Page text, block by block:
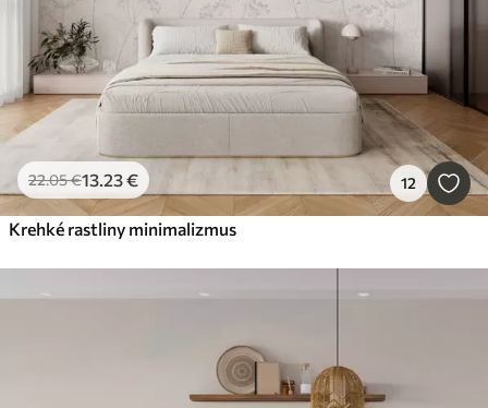
22.05€13.23€ 12
Krehké rastliny minimalizmus